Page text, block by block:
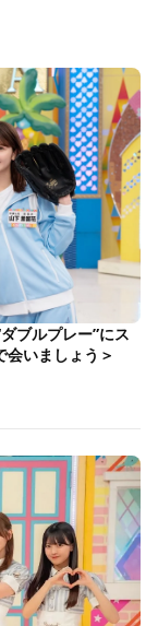
ブルプレー”にス
いましょう＞